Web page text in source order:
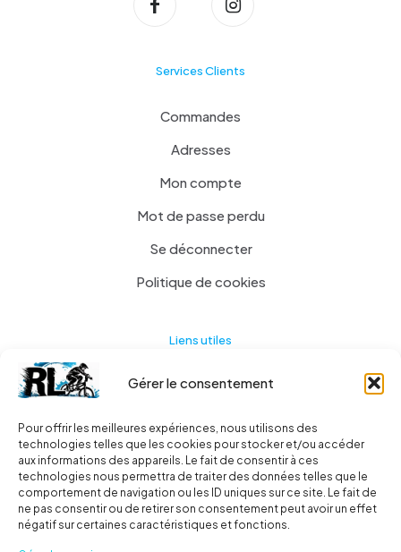
Gérer le consentement
Pour offrir les meilleures expériences, nous utilisons des
technologies telles que les cookies pour stocker et/ou accéder
aux informations des appareils. Le fait de consentir à ces
technologies nous permettra de traiter des données telles que le
comportement de navigation ou les ID uniques sur ce site. Le fait de
ne pas consentir ou de retirer son consentement peut avoir un effet
négatif sur certaines caractéristiques et fonctions.
Services Clients
Commandes
Adresses
Mon compte
Mot de passe perdu
Se déconnecter
Politique de cookies
Liens utiles
Actualités
Contact
Ma liste